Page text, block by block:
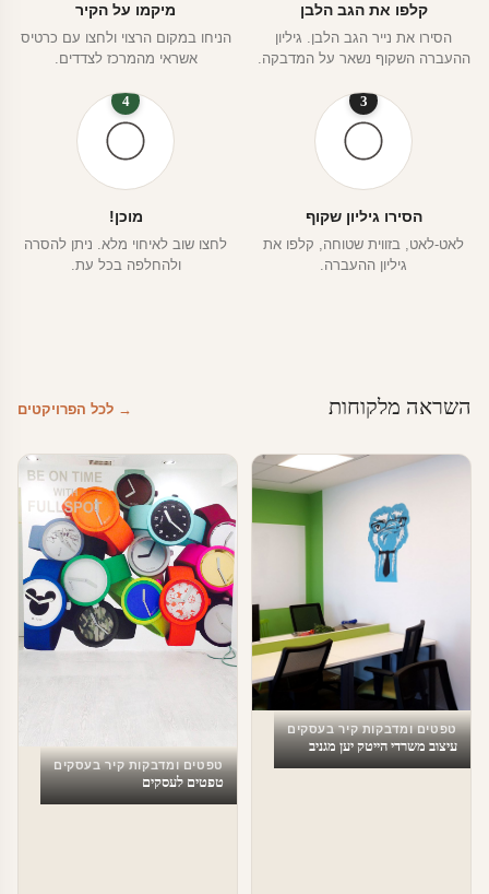
קלפו את הגב הלבן
הסירו את נייר הגב הלבן. גיליון
ההעברה השקוף נשאר על המדבקה.
מיקמו על הקיר
הניחו במקום הרצוי ולחצו עם כרטיס
אשראי מהמרכז לצדדים.
3
הסירו גיליון שקוף
לאט-לאט, בזווית שטוחה, קלפו את
גיליון ההעברה.
4
מוכן!
לחצו שוב לאיחוי מלא. ניתן להסרה
ולהחלפה בכל עת.
השראה מלקוחות → לכל הפרויקטים
טפטים ומדבקות קיר בעסקים
עיצוב משרדי הייטק יען מגניב
טפטים ומדבקות קיר בעסקים
טפטים לעסקים